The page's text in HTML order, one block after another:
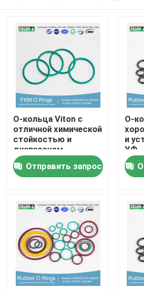
Главная страница
Продукция
Наша фабрика
контроль качества
О-кольца Viton с
отличной химической
стойкостью и
диапазоном
давления в 000 ПСИ
Отправить запрос
О-
и
УФ